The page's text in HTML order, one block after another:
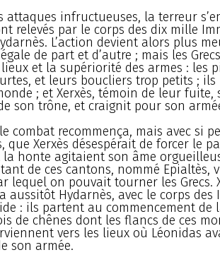
attaques infructueuses, la terreur
relevés par le corps des dix mille
L’action devient alors plus
de part et d’autre ; mais les
lieux et la supériorité des armes : les
et leurs boucliers trop petits ; ils
; et Xerxès, témoin de leur fuite,
son trône, et craignit pour son
combat recommença, mais avec si
que Xerxès désespérait de forcer le
la honte agitaient son âme
de ces cantons, nommé Epialtès,
lequel on pouvait tourner les Grecs.
aussitôt Hydarnès, avec le corps des
: ils partent au commencement de
de chênes dont les flancs de ces
vers les lieux où Léonidas
son armée.